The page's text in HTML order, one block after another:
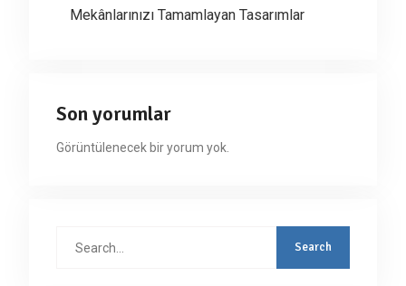
Mekânlarınızı Tamamlayan Tasarımlar
Son yorumlar
Görüntülenecek bir yorum yok.